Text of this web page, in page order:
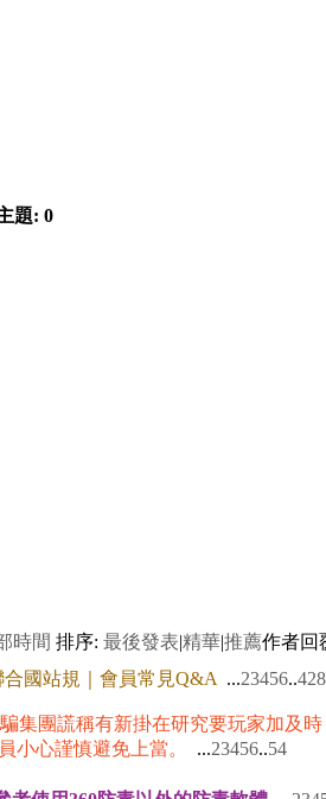
題: 0
時間 排序: 最後發表|精華|推薦作者回
合國站規｜會員常見Q&A ...23456..
集團謊稱有新掛在研究要玩家加及
員小心謹慎避免上當。
...23456..54